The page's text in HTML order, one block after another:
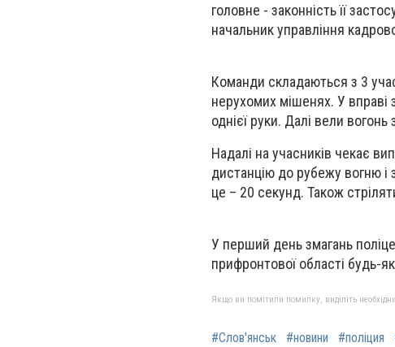
головне - законність її
начальник управління
Команди складаються з 3
нерухомих мішенях. У вправі
однієї руки. Далі вели
Надалі на учасників чекає
дистанцію до рубежу вогню і
це – 20 секунд. Також
У перший день змагань
прифронтової області будь-
Якщо ви помітили помилку, виділіть
#Слов'янськ #новини #поліция